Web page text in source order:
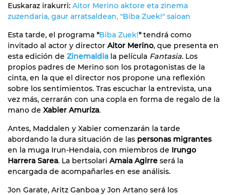
Euskaraz irakurri: Aitor Merino aktore eta zinema
zuzendaria, gaur arratsaldean, "Biba Zuek!" saioan
Esta tarde, el programa "Biba Zuek!"tendrá como
invitado al actor y director Aitor Merino, que presenta en
esta edición de Zinemaldia la película Fantasia. Los
propios padres de Merino son los protagonistas de la
cinta, en la que el director nos propone una reflexión
sobre los sentimientos. Tras escuchar la entrevista, una
vez más, cerrarán con una copla en forma de regalo de la
mano de Xabier Amuriza.
Antes, Maddalen y Xabier comenzarán la tarde
abordando la dura situación de las personas migrantes
en la muga Irun-Hendaia, con miembros de Irungo
Harrera Sarea. La bertsolari Amaia Agirre será la
encargada de acompañarles en ese análisis.
Jon Garate, Aritz Ganboa y Jon Artano será los